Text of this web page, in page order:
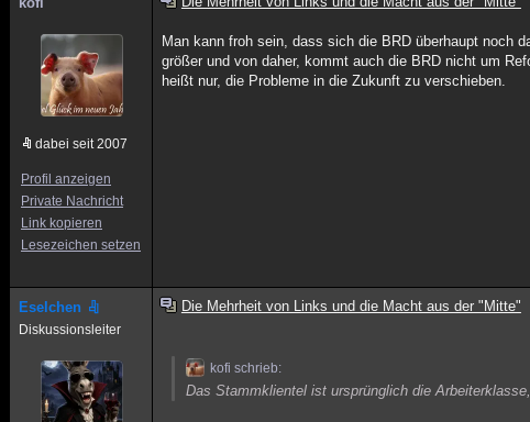
dabei seit 2007
Profil anzeigen
Private Nachricht
Link kopieren
Lesezeichen setzen
Man kann froh sein, dass sich die BRD überhaupt noch
größer und von daher, kommt auch die BRD nicht um
heißt nur, die Probleme in die Zukunft zu verschieben.
Eselchen
Diskussionsleiter
Die Mehrheit von Links und die Macht aus der "Mitte"
kofi schrieb:
Das Stammklientel ist ursprünglich die